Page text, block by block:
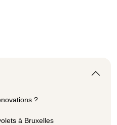
?
à Bruxelles